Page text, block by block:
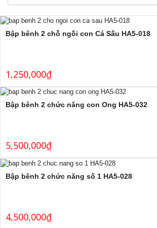
Bập bênh 2 chỗ ngồi con Cá Sấu HA5-018
1,250,000₫
Bập bênh 2 chức năng con Ong HA5-032
5,500,000₫
Bập bênh 2 chức năng số 1 HA5-028
4,500,000₫